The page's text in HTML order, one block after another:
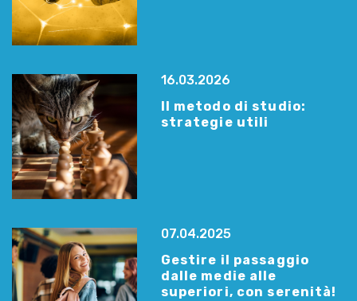
16.03.2026
Il metodo di studio:
strategie utili
07.04.2025
Gestire il passaggio
dalle medie alle
superiori, con serenità!